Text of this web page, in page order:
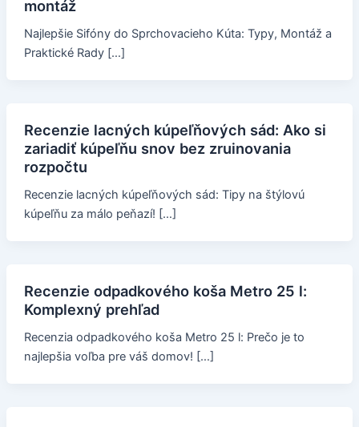
montáž
Najlepšie Sifóny do Sprchovacieho Kúta: Typy, Montáž a
Praktické Rady […]
Recenzie lacných kúpeľňových sád: Ako si
zariadiť kúpeľňu snov bez zruinovania
rozpočtu
Recenzie lacných kúpeľňových sád: Tipy na štýlovú
kúpeľňu za málo peňazí! […]
Recenzie odpadkového koša Metro 25 l:
Komplexný prehľad
Recenzia odpadkového koša Metro 25 l: Prečo je to
najlepšia voľba pre váš domov! […]